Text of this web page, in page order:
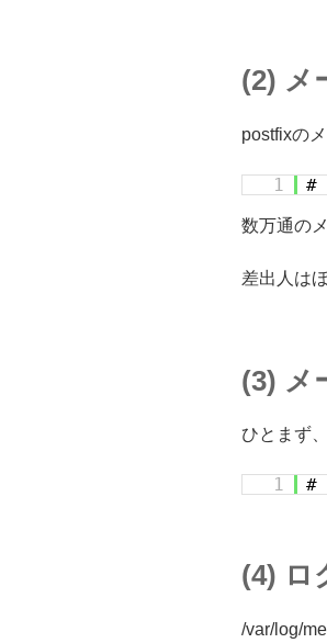
(2) メ
postfixの
1 #
数万通の
差出人は
(3) メ
ひとまず
1 #
(4) ロ
/var/log/